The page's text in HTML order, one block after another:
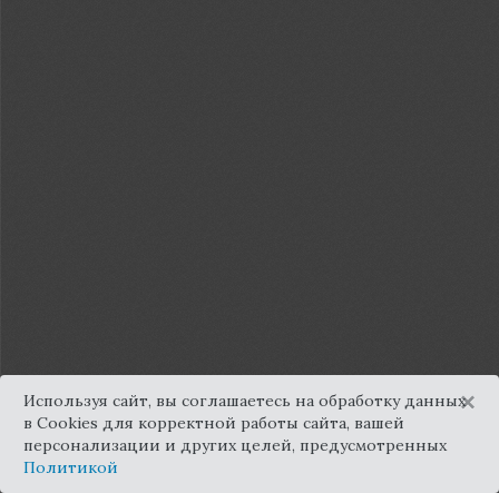
Используя сайт, вы соглашаетесь на обработку данных
в Cookies для корректной работы сайта, вашей
персонализации и других целей, предусмотренных
Политикой
×